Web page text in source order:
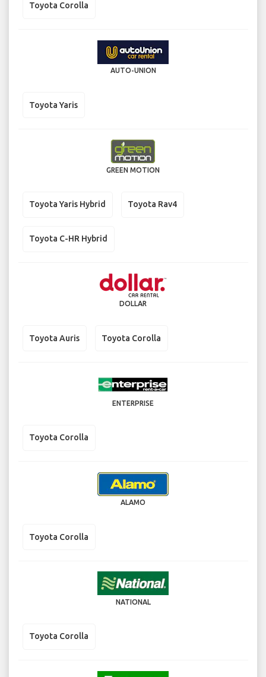
Toyota Corolla
AUTO-UNION
Toyota Yaris
GREEN MOTION
Toyota Yaris Hybrid Toyota Rav4
Toyota C-HR Hybrid
DOLLAR
Toyota Auris Toyota Corolla
ENTERPRISE
Toyota Corolla
ALAMO
Toyota Corolla
NATIONAL
Toyota Corolla